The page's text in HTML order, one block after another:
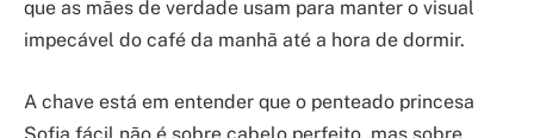
que as mães de verdade usam para manter o visual
impecável do café da manhã até a hora de dormir.
A chave está em entender que o penteado princesa